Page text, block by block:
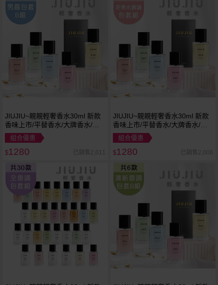
JIUJIU~親親輕奢香水30ml 新款
香味上市/平替香水/大牌香水/大
牌平替
組合優惠
$1280 已銷售2,011
JIUJIU~親親輕奢香水30ml 新款
香味上市/平替香水/大牌香水/大
牌平替
組合優惠
$1280 已銷售2,006